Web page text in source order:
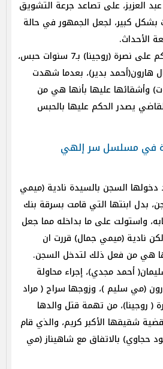
العزيز، على تصاعد جرعة التشويق
بشكل كبير، لجعل الجمهور في حالة
الأحداث.
بدأت الحلقة الثالثة بالحكم على نصرة (روجينا) بـ7 سنوات حبس،
هارون(أحمد بدير)، بعدما شهدت
وأشقائها عليها بأنها هي من
يصدر الحكم عليها بالحبس
في مسلسل سر إلهي
دخولها السجن بالسيدة نادية (ميمي
بدل ابنتها التي قامت بسرقة بنك
واستولت على ما بداخله مما جعل
نادية (ميمي جمال) قررت ان
هي من فعل ذلك لتدخل السجن.
أحمد مجدي)، إجراء محاولة
(مي سليم )، وزوجها سراج ( مراد
( روجينا)، من تهمة قتل والدها
شقيقها الأكبر كريم، والذي قام
حجاوي) بالاتفاق مع شاهيناز (مي